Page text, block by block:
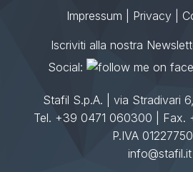
Impressum Privacy|
Iscriviti alla nostra
Social:
Stafil S.p.A. | via Stradivari
Tel. +39 0471 060300 | Fax.
P.IVA
info@stafil.it